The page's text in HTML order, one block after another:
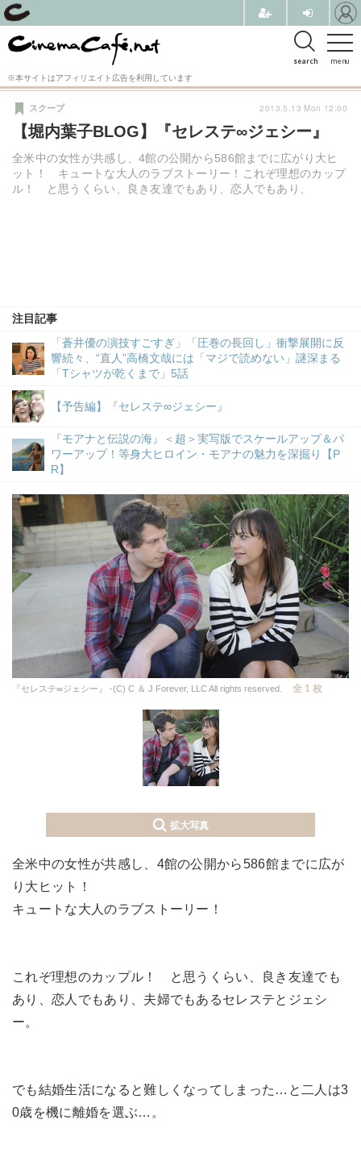
menu
search
※本サイトはアフィリエイト広告を利用しています
【堀内葉子BLOG】『セレステ∞ジェシー』
全米中の女性が共感し、4館の公開から586館までに広がり大ヒ
ット！ キュートな大人のラブストーリー！これぞ理想のカップ
ル！ と思うくらい、良き友達でもあり、恋人でもあり、
スクープ
注目記事
「蒼井優の演技すごすぎ」「圧巻の長回し」衝撃展開に反
響続々、“直人”高橋文哉には「マジで読めない」謎深まる
「Tシャツが乾くまで」5話
【予告編】『セレステ∞ジェシー』
『モアナと伝説の海』＜超＞実写版でスケールアップ＆パ
ワーアップ！等身大ヒロイン・モアナの魅力を深掘り【P
R】
2013.5.13 Mon 12:00
『セレステ∞ジェシー』 -(C) C ＆ J Forever, LLC All rights reserved. 全 1 枚
拡大写真
全米中の女性が共感し、4館の公開から586館までに広が
り大ヒット！
キュートな大人のラブストーリー！
これぞ理想のカップル！ と思うくらい、良き友達でも
あり、恋人でもあり、夫婦でもあるセレステとジェシ
ー。
でも結婚生活になると難しくなってしまった…と二人は3
0歳を機に離婚を選ぶ…。